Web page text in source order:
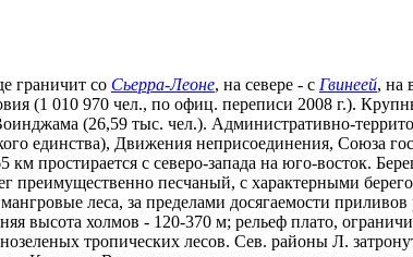
граничит со Сьерра-Леоне, на севере - с Гвинеей, на
(1 010 970 чел., по офиц. переписи 2008 г.).
(26,59 тыс. чел.). Административно-
единства), Движения неприсоединения, Союза
простирается с северо-запада на юго-восток.
преимущественно песчаный, с характерными
леса, за пределами досягаемости
высота холмов - 120-370 м; рельеф плато,
тропических лесов. Сев. районы Л.